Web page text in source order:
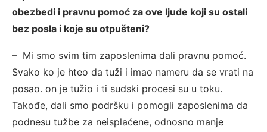
obezbedi i pravnu pomoć za ove ljude koji su ostali
bez posla i koje su otpušteni?
– Mi smo svim tim zaposlenima dali pravnu pomoć.
Svako ko je hteo da tuži i imao nameru da se vrati na
posao. on je tužio i ti sudski procesi su u toku.
Takođe, dali smo podršku i pomogli zaposlenima da
podnesu tužbe za neisplaćene, odnosno manje